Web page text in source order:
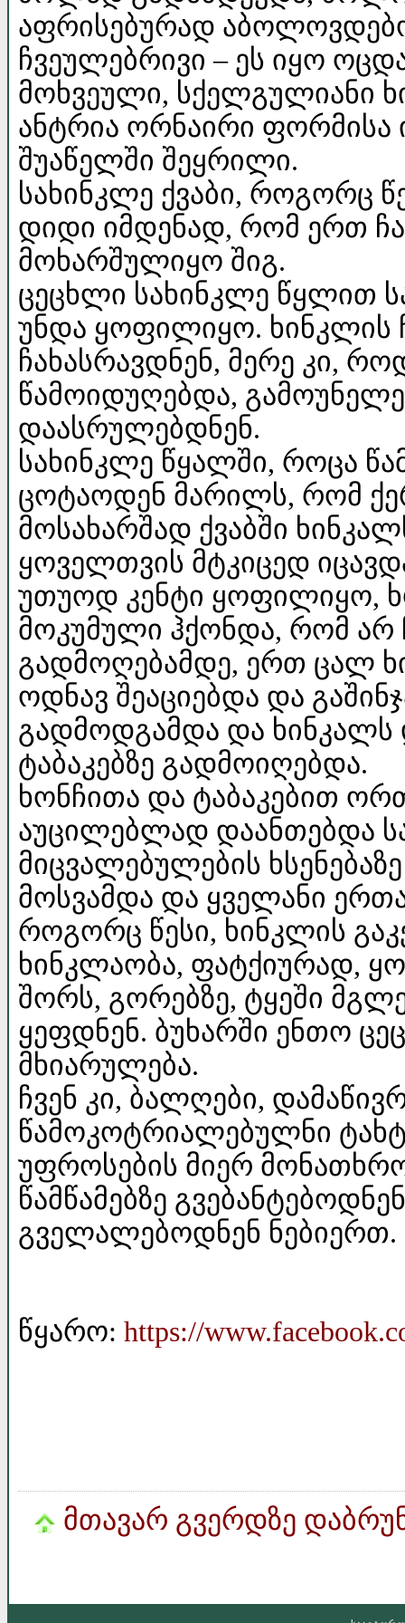
აფრისებურად
ჩვეულებრივი – ეს იყო
მოხვეული, სქელგულიანი
ანტრია ორნაირი ფორმისა
შუაწელში შეყრილი.
სახინკლე ქვაბი, როგორც
დიდი იმდენად, რომ ერთ
მოხარშულიყო შიგ.
ცეცხლი სახინკლე წყლით
უნდა ყოფილიყო. ხინკლის
ჩახასრავდნენ, მერე კი,
წამოიდუღებდა,
დაასრულებდნენ.
სახინკლე წყალში, როცა
ცოტაოდენ მარილს, რომ
მოსახარშად ქვაბში
ყოველთვის მტკიცედ
უთუოდ კენტი ყოფილიყო,
მოკუმული ჰქონდა, რომ
გადმოღებამდე, ერთ ცალ
ოდნავ შეაციებდა და
გადმოდგამდა და ხინკალს
ტაბაკებზე გადმოიღებდა.
ხონჩითა და ტაბაკებით
აუცილებლად დაანთებდა
მიცვალებულების
მოსვამდა და ყველანი
როგორც წესი, ხინკლის
ხინკლაობა, ფატქიურად,
შორს, გორებზე, ტყეში
ყეფდნენ. ბუხარში ენთო
მხიარულება.
ჩვენ კი, ბალღები,
წამოკოტრიალებულნი
უფროსების მიერ
წამწამებზე
გველალებოდნენ ნებიერთ.
წყარო: https://
მთავარ გვერდზე